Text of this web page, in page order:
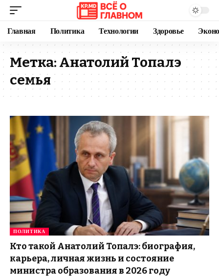
Главная Политика Технологии Здоровье
Метка: Анатолий Топалэ
семья
ПОЛИТИКА
Кто такой Анатолий Топалэ: биография,
карьера, личная жизнь и состояние
министра образования в 2026 году